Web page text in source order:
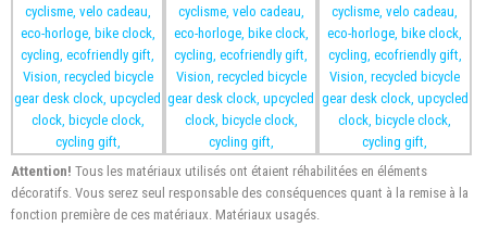
Attention! Tous les matériaux utilisés ont étaient réhabilitées en éléments
décoratifs. Vous serez seul responsable des conséquences quant à la remise à la
fonction première de ces matériaux. Matériaux usagés.